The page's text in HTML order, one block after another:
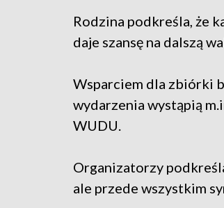
Rodzina podkreśla, że
daje szansę na dalszą
Wsparciem dla zbiórki
wydarzenia wystąpią
WUDU.
Organizatorzy
ale przede wszystkim